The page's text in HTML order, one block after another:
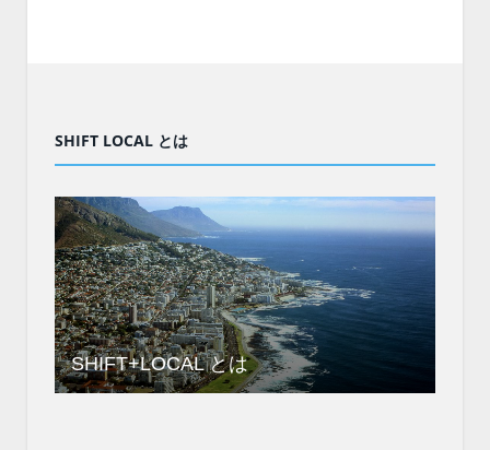
SHIFT LOCAL とは
SHIFT+LOCAL とは